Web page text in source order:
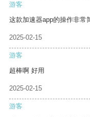
游客
这款加速器app的操作非常
2025-02-15
游客
超棒啊 好用
2025-02-15
游客